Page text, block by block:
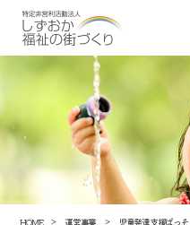
HOME 運営事業 児童発達支援ぱっそ